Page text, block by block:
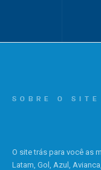
SOBRE O SITE
O site trás para você as
Latam, Gol, Azul,